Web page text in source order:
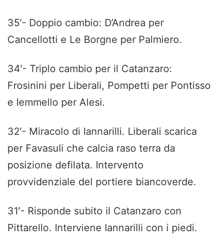
35′- Doppio cambio: D’Andrea per
Cancellotti e Le Borgne per Palmiero.
34′- Triplo cambio per il Catanzaro:
Frosinini per Liberali, Pompetti per Pontisso
e Iemmello per Alesi.
32′- Miracolo di Iannarilli. Liberali scarica
per Favasuli che calcia raso terra da
posizione defilata. Intervento
provvidenziale del portiere biancoverde.
31′- Risponde subito il Catanzaro con
Pittarello. Interviene Iannarilli con i piedi.